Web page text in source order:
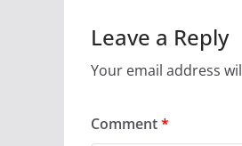
Leave a Reply
Your email address
Comment*